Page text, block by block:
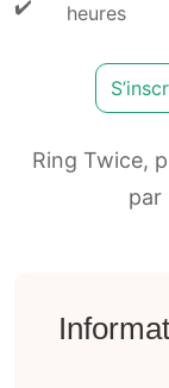
heures
Ring Twice,
par